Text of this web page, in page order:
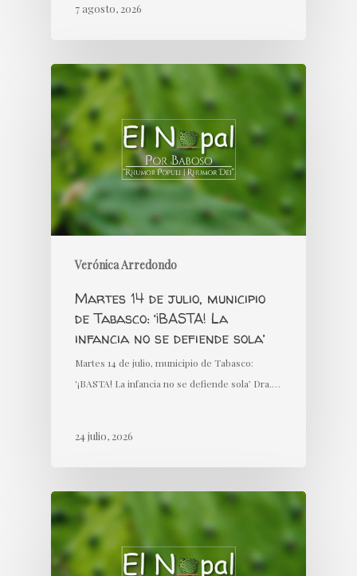
7 agosto, 2026
Verónica Arredondo
Martes 14 de julio, municipio
de Tabasco: ‘¡BASTA! La
infancia no se defiende sola’
Martes 14 de julio, municipio de Tabasco:
'¡BASTA! La infancia no se defiende sola’ Dra.…
24 julio, 2026